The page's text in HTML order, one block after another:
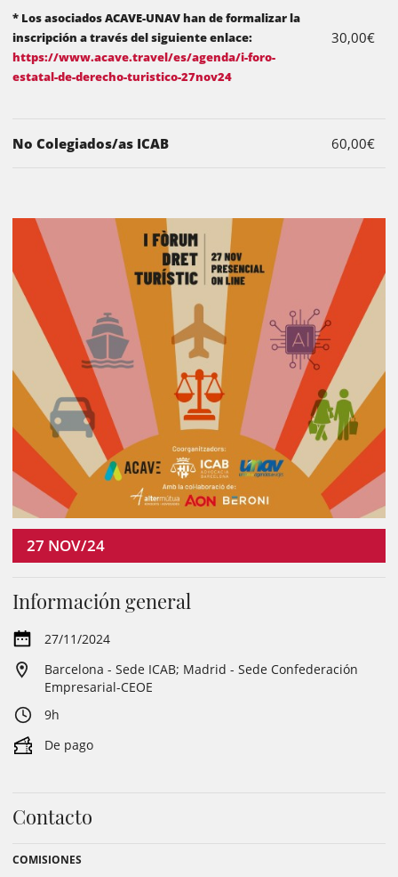
* Los asociados ACAVE-UNAV han de formalizar la
inscripción a través del siguiente enlace:
https://www.acave.travel/es/agenda/i-foro-
estatal-de-derecho-turistico-27nov24
30,00€
No Colegiados/as ICAB 60,00€
27 NOV/24
Información general
27/11/2024
Barcelona - Sede ICAB; Madrid - Sede Confederación
Empresarial-CEOE
9h
De pago
Contacto
COMISIONES